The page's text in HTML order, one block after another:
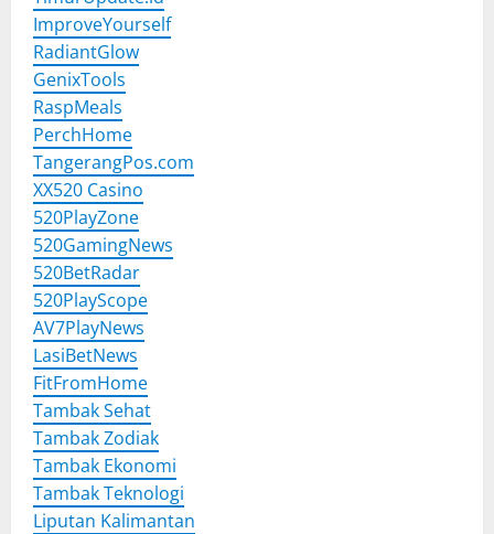
ImproveYourself
RadiantGlow
GenixTools
RaspMeals
PerchHome
TangerangPos.com
XX520 Casino
520PlayZone
520GamingNews
520BetRadar
520PlayScope
AV7PlayNews
LasiBetNews
FitFromHome
Tambak Sehat
Tambak Zodiak
Tambak Ekonomi
Tambak Teknologi
Liputan Kalimantan